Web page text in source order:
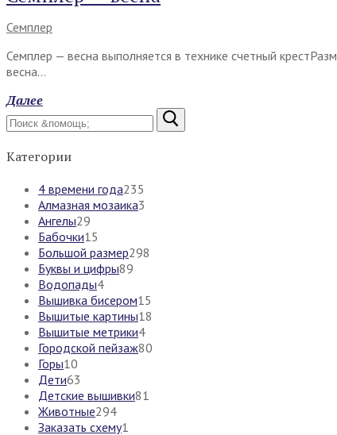
Семплер
Семплер — весна выполняется в технике счетный
весна…
Далее
Найти:
Категории
4 времени года235
Алмазная мозаика3
Ангелы29
Бабочки15
Большой размер298
Буквы и цифры89
Водопады4
Вышивка бисером15
Вышитые картины18
Вышитые метрики4
Городской пейзаж80
Горы10
Дети63
Детские вышивки81
Животные294
Заказать схему1